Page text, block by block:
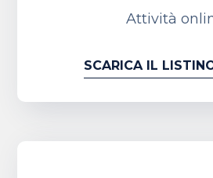
Attività
SCARICA IL